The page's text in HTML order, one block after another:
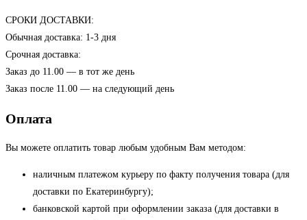
СРОКИ ДОСТАВКИ:
Обычная доставка: 1-3 дня
Срочная доставка:
Заказ до 11.00 — в тот же день
Заказ после 11.00 — на следующий день
Оплата
Вы можете оплатить товар любым удобным Вам методом:
наличным платежом курьеру по факту получения товара (для
доставки по Екатеринбургу);
банковской картой при оформлении заказа (для доставки в